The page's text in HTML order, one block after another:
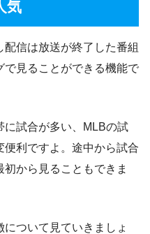
気
信は放送が終了した番組
で見ることができる機能で
に試合が多い、MLBの試
利ですよ。途中から試合
から見ることもできま
ついて見ていきましょ